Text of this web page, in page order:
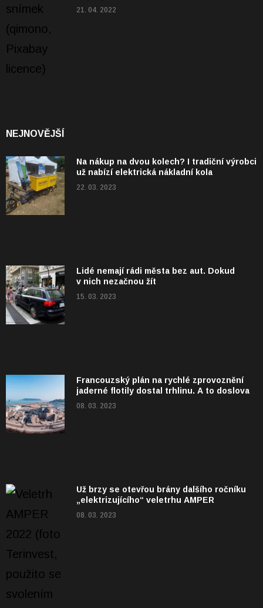
21. 04. 2022
NEJNOVĚJŠÍ
Na nákup na dvou kolech? I tradiční výrobci
už nabízí elektrická nákladní kola
22. 03. 2023
Lidé nemají rádi města bez aut. Dokud
v nich nezačnou žít
15. 03. 2023
Francouzský plán na rychlé zprovoznění
jaderné flotily dostal trhlinu. A to doslova
08. 03. 2023
Už brzy se otevřou brány dalšího ročníku
„elektrizujícího“ veletrhu AMPER
08. 03. 2023